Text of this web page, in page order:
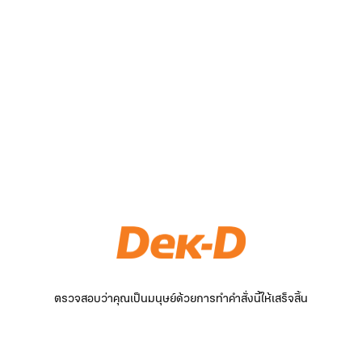
ตรวจสอบว่าคุณเป็นมนุษย์ด้วยการทำคำสั่งนี้ให้เสร็จสิ้น